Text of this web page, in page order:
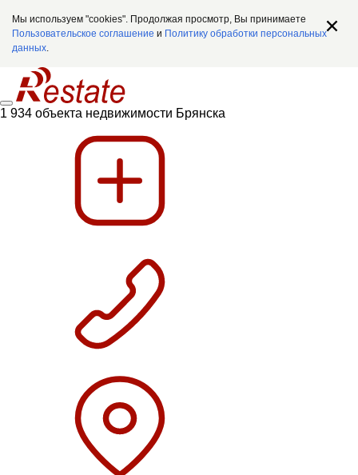
Мы используем "cookies". Продолжая просмотр, Вы принимаете
Пользовательское соглашение и Политику обработки персональных
данных.
1 934 объекта недвижимости Брянска